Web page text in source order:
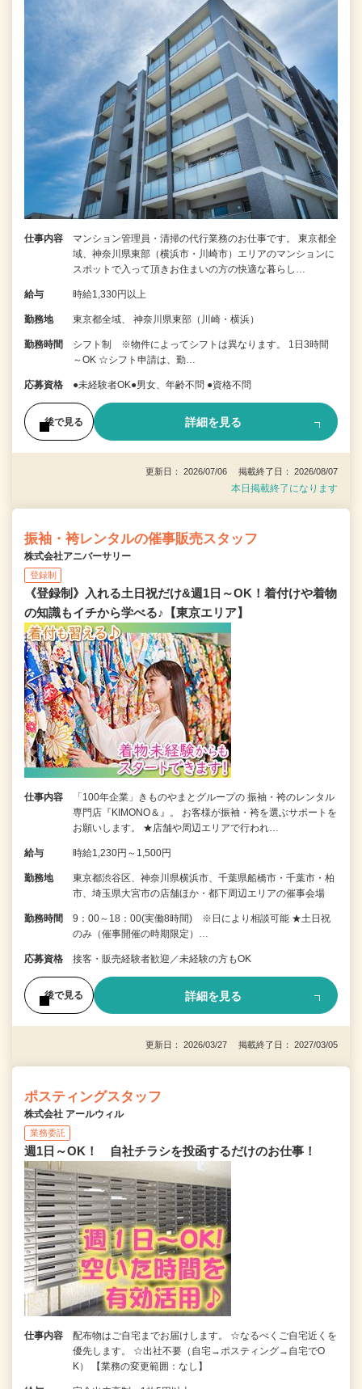
仕事内容
マンション管理員・清掃の代行業務のお仕事です。 東京都全
域、神奈川県東部（横浜市・川崎市）エリアのマンションに
スポットで入って頂きお住まいの方の快適な暮らし…
給与 時給1,330円以上
勤務地 東京都全域、 神奈川県東部（川崎・横浜）
勤務時間
シフト制 ※物件によってシフトは異なります。 1日3時間
～OK ☆シフト申請は、勤…
応募資格 ●未経験者OK●男女、年齢不問 ●資格不問
後で見る 詳細を見る
更新日： 2026/07/06 掲載終了日： 2026/08/07
本日掲載終了になります
振袖・袴レンタルの催事販売スタッフ
株式会社アニバーサリー
登録制
《登録制》入れる土日祝だけ&週1日～OK！着付けや着物
の知識もイチから学べる♪【東京エリア】
仕事内容
「100年企業」きものやまとグループの 振袖・袴のレンタル
専門店『KIMONO＆』。 お客様が振袖・袴を選ぶサポートを
お願いします。 ★店舗や周辺エリアで行われ…
給与 時給1,230円～1,500円
勤務地
東京都渋谷区、神奈川県横浜市、千葉県船橋市・千葉市・柏
市、埼玉県大宮市の店舗ほか・都下周辺エリアの催事会場
勤務時間
9：00～18：00(実働8時間) ※日により相談可能 ★土日祝
のみ（催事開催の時期限定）…
応募資格 接客・販売経験者歓迎／未経験の方もOK
後で見る 詳細を見る
更新日： 2026/03/27 掲載終了日： 2027/03/05
ポスティングスタッフ
株式会社 アールウィル
業務委託
週1日～OK！ 自社チラシを投函するだけのお仕事！
仕事内容
配布物はご自宅までお届けします。 ☆なるべくご自宅近くを
優先します。 ☆出社不要（自宅→ポスティング→自宅でO
K） 【業務の変更範囲：なし】